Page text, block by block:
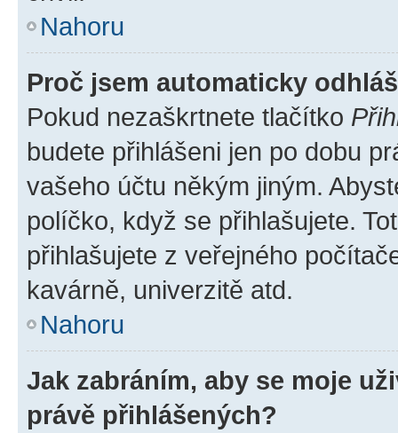
Nahoru
Proč jsem automaticky
Pokud nezaškrtnete tlačítko
budete přihlášeni jen po dobu
vašeho účtu někým jiným.
políčko, když se přihlašujete.
přihlašujete z veřejného
kavárně, univerzitě atd.
Nahoru
Jak zabráním, aby se moje
právě přihlášených?